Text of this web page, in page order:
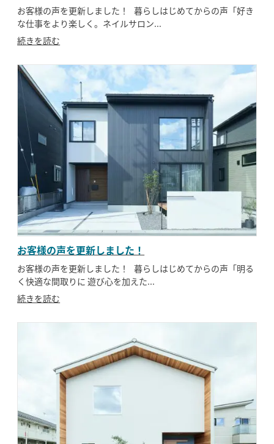
お客様の声を更新しました！ 暮らしはじめてからの声「好き
な仕事をより楽しく。ネイルサロン...
続きを読む
お客様の声を更新しました！
お客様の声を更新しました！ 暮らしはじめてからの声「明る
く快適な間取りに 遊び心を加えた...
続きを読む